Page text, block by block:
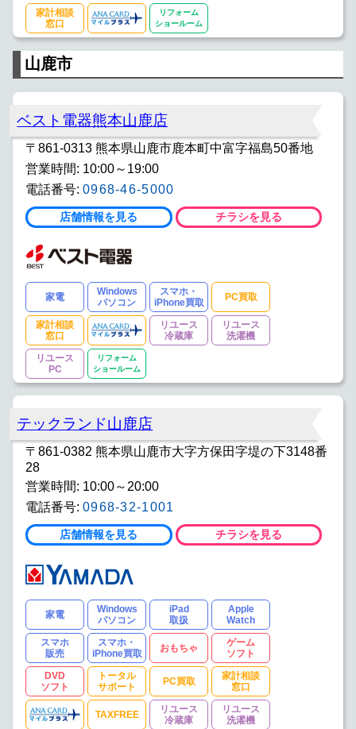
家計相談
窓口
リフォーム
ショールーム
山鹿市
ベスト電器熊本山鹿店
〒861-0313 熊本県山鹿市鹿本町中富字福島50番地
営業時間: 10:00～19:00
電話番号: 0968-46-5000
店舗情報を見る チラシを見る
家電
Windows
パソコン
スマホ・
iPhone買取
PC買取
家計相談
窓口
リユース
冷蔵庫
リユース
洗濯機
リユース
PC
リフォーム
ショールーム
テックランド山鹿店
〒861-0382 熊本県山鹿市大字方保田字堤の下3148番
28
営業時間: 10:00～20:00
電話番号: 0968-32-1001
店舗情報を見る チラシを見る
家電
Windows
パソコン
iPad
取扱
Apple
Watch
スマホ
販売
スマホ・
iPhone買取
おもちゃ
ゲーム
ソフト
DVD
ソフト
トータル
サポート
PC買取
家計相談
窓口
TAXFREE
リユース
冷蔵庫
リユース
洗濯機